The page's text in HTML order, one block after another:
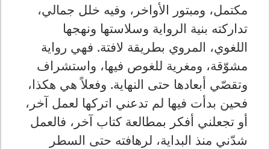
مكتمل، ومبتور الأواخر، وفيه خلل جمالي،
تداركته بنية الرواية وسلاستها ونهجها
اللغوي، المروي بطريقة لافتة. فهي رواية
مشوّقة، ومغرية للغوص فيها، واستشراف
وتقصّي أبعادها حتى النهاية. وفعلاً هي هكذا،
فحين بدأت فيها لم تدعني اتركها لعمل آخر،
أو تجعلني أفكر بمطالعة كتاب آخر، فالعمل
شدّني منذ البداية، لرهافته حتى السطر